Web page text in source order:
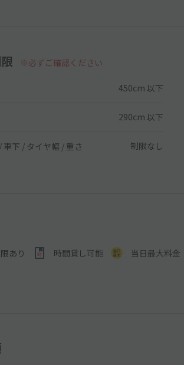
※必ずご確認ください
450cm 以下
290cm 以下
車下 / タイヤ幅 / 重さ 制限なし
あり 時間貸し可能 当日最大料金